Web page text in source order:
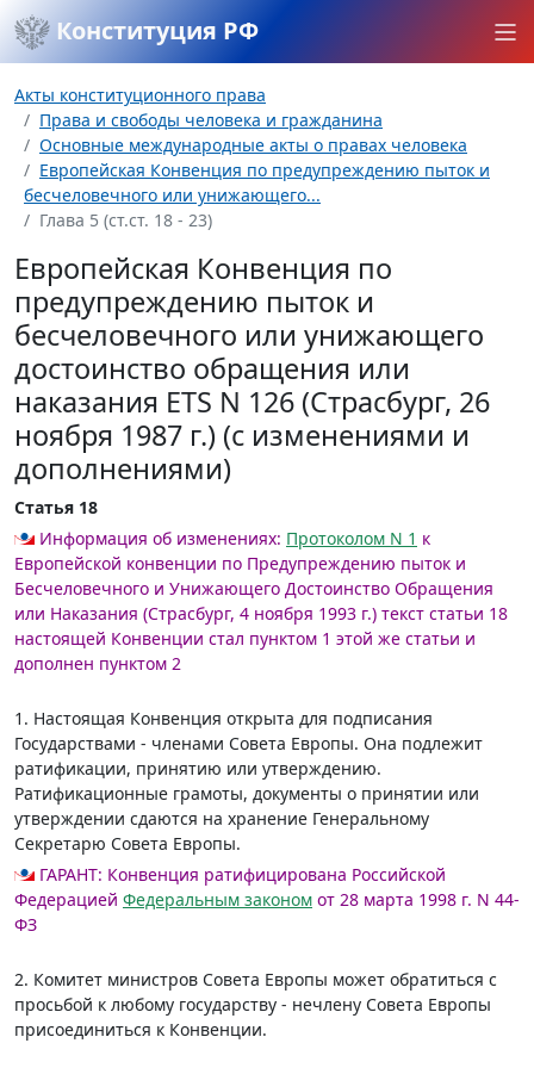
Конституция РФ
Акты конституционного права
Права и свободы человека и гражданина
Основные международные акты о правах человека
Европейская Конвенция по предупреждению пыток и
бесчеловечного или унижающего...
Глава 5 (ст.ст. 18 - 23)
Европейская Конвенция по
предупреждению пыток и
бесчеловечного или унижающего
достоинство обращения или
наказания ETS N 126 (Страсбург, 26
ноября 1987 г.) (с изменениями и
дополнениями)
Статья 18
Информация об изменениях: Протоколом N 1 к
Европейской конвенции по Предупреждению пыток и
Бесчеловечного и Унижающего Достоинство Обращения
или Наказания (Страсбург, 4 ноября 1993 г.) текст статьи 18
настоящей Конвенции стал пунктом 1 этой же статьи и
дополнен пунктом 2
1. Настоящая Конвенция открыта для подписания
Государствами - членами Совета Европы. Она подлежит
ратификации, принятию или утверждению.
Ратификационные грамоты, документы о принятии или
утверждении сдаются на хранение Генеральному
Секретарю Совета Европы.
ГАРАНТ: Конвенция ратифицирована Российской
Федерацией Федеральным законом от 28 марта 1998 г. N 44-
ФЗ
2. Комитет министров Совета Европы может обратиться с
просьбой к любому государству - нечлену Совета Европы
присоединиться к Конвенции.